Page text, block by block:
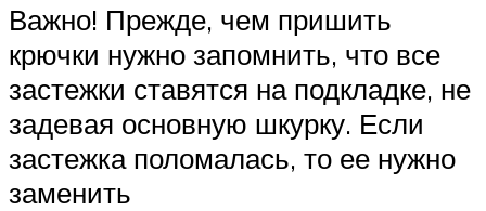
Важно! Прежде, чем пришить
крючки нужно запомнить, что все
застежки ставятся на подкладке, не
задевая основную шкурку. Если
застежка поломалась, то ее нужно
заменить